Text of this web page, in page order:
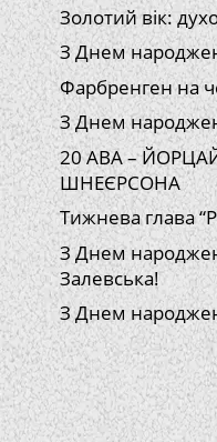
Золотий вік:
З Днем
Фарбренген на
З Днем
20 АВА –
ШНЕЄРСОНА
Тижнева глава
З Днем
Залевська!
З Днем